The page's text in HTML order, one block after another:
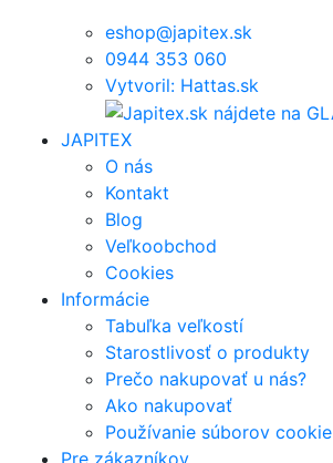
eshop@japitex.sk
0944 353 060
Vytvoril: Hattas.sk
JAPITEX
O nás
Kontakt
Blog
Veľkoobchod
Cookies
Informácie
Tabuľka veľkostí
Starostlivosť o produkty
Prečo nakupovať u nás?
Ako nakupovať
Používanie súborov cookie